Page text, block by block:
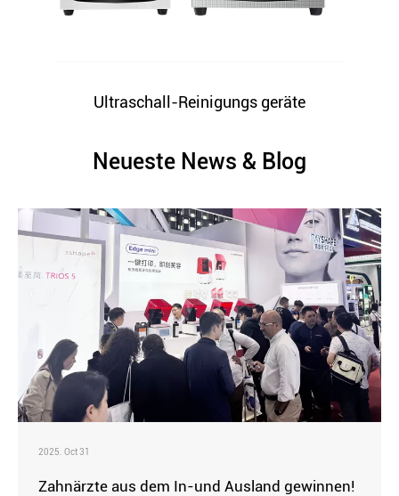
Ultraschall-Reinigungs geräte
Neueste News & Blog
2025. Oct 31
Zahnärzte aus dem In-und Ausland gewinnen!